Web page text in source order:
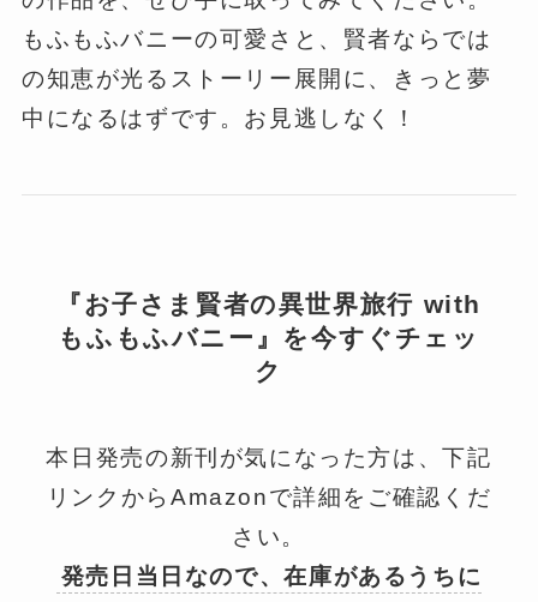
もふもふバニーの可愛さと、賢者ならでは
の知恵が光るストーリー展開に、きっと夢
中になるはずです。お見逃しなく！
『お子さま賢者の異世界旅行 with
もふもふバニー』を今すぐチェッ
ク
本日発売の新刊が気になった方は、下記
リンクからAmazonで詳細をご確認くだ
さい。
発売日当日なので、在庫があるうちに